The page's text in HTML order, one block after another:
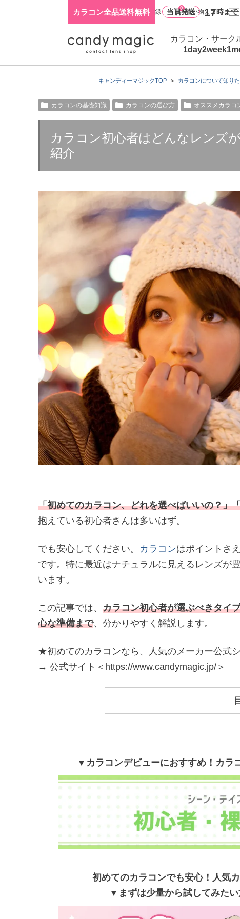
カラコン全品送料無料 当日発送 17時まで
キャンディーマジックTOP カラコンについて知り
カラコンの基礎知識 カラコンの選び方 オススメカラコ
カラコン初心者はどんなレンズ
紹介
「初めてのカラコン、どれを選べばいいの？」
抱えている初心者さんは多いはず。
でも安心してください。 カラコンはポイントさ
です。特に最近はナチュラルに見えるレンズが
います。
この記事では、 カラコン初心者が選ぶべきタイ
心な準備まで、分かりやすく解説します。
★初めてのカラコンなら、人気のメーカー公式
→ 公式サイト＜https://www.candymagic.jp/＞
▼カラコンデビューにおすすめ！ カラ
初めてのカラコンでも安心！ 人気
▼まずは少量から試してみた
ログイン・新規会員登録
0
買い物カゴ
カラコン・サーク
1day2week